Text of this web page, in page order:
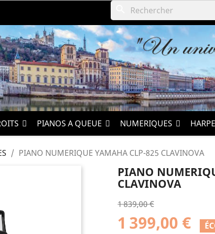
PIANOS A QUEUE NUMERIQUES
PIANO NUMERIQUE YAMAHA CLP-825 CLAVINOVA
PIANO
CLAVINOVA
1 839,00 €
1 399,00 €